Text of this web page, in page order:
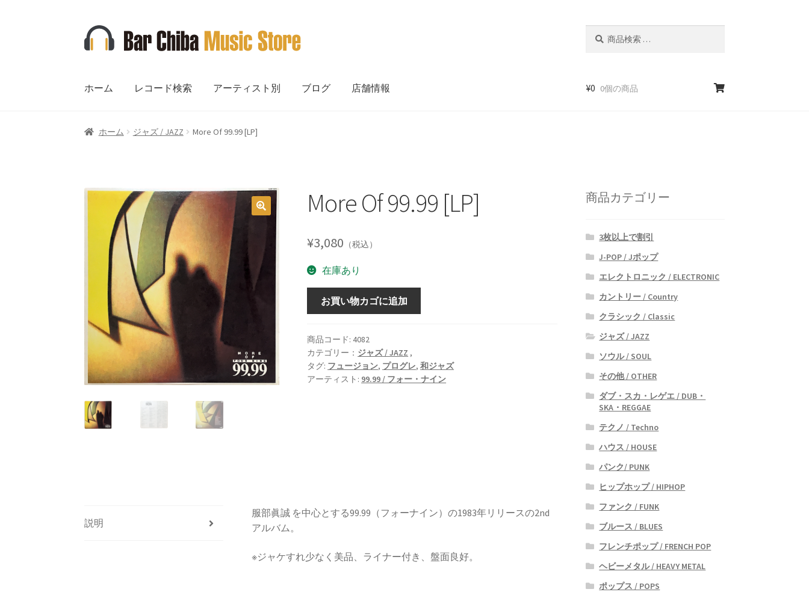
ナ
ビ
シ
へ
コ
ン
ツ
キ
ホーム レコード検索 アーティスト別 ブログ 店舗情報 ¥0 0個の商品
ホーム ジャズ / JAZZ More Of 99.99 [LP]
More Of 99.99 [LP]
¥3,080 （税込）
在庫あり
More
[LP]
個
お買い物カゴに追加
商品コード:4082
カテゴリー： ジャズ / JAZZ ,
タグ: フュージョン, プログレ,和ジャズ
アーティスト: 99.99 / フォー・ナイン
説明
服部眞誠 を中心とする99.99（フォーナイン）の1983年リリースの2nd
アルバム。
※ジャケすれ少なく美品、ライナー付き、盤面良好。
商品カテゴリー
3枚以上で割引
J-POP / Jポップ
エレクトロニック / ELECTRONIC
カントリー / Country
クラシック / Classic
ジャズ / JAZZ
ソウル / SOUL
その他 / OTHER
ダブ・スカ・レゲエ / DUB・
SKA・REGGAE
テクノ / Techno
ハウス / HOUSE
パンク/ PUNK
ヒップホップ / HIPHOP
ファンク / FUNK
ブルース / BLUES
フレンチポップ / FRENCH POP
ヘビーメタル / HEAVY METAL
ポップス / POPS